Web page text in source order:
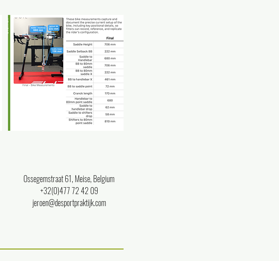
Ossegemstraat 61, Meise, Belgium
+32(0)477 72 42 09
jeroen@desportpraktijk.com